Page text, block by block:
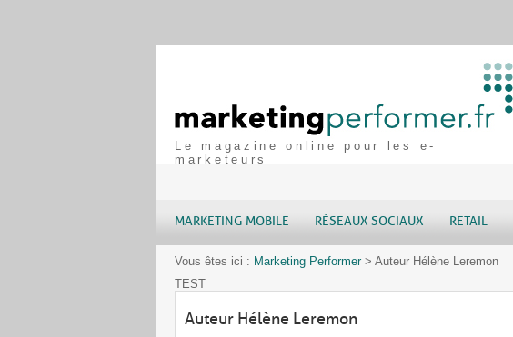
Le magazine online pour les e-
marketeurs
MARKETING MOBILE RÉSEAUX SOCIAUX RETAIL
Vous êtes ici : Marketing Performer> Auteur Hélène Leremon
TEST
Auteur Hélène Leremon